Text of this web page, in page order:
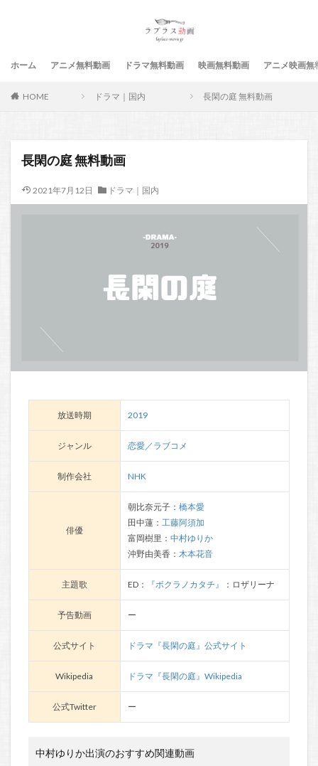
ホーム アニメ無料動画 ドラマ無料動画 映画無料動画 アニメ映画無
HOME ドラマ｜国内 長閑の庭 無料動画
長閑の庭 無料動画
2021年7月12日 ドラマ｜国内
放送時期 2019
ジャンル 恋愛／ラブコメ
制作会社 NHK
俳優
朝比奈元子： 橋本愛
田中蓮： 工藤阿須加
富岡樹里： 中村ゆりか
沖野由美香： 木本花音
主題歌 ED： 『ボクラノカタチ』 ：ロザリーナ
予告動画 ー
公式サイト ドラマ『長閑の庭』公式サイト
Wikipedia ドラマ『長閑の庭』Wikipedia
公式Twitter ー
中村ゆりか出演のおすすめ関連動画